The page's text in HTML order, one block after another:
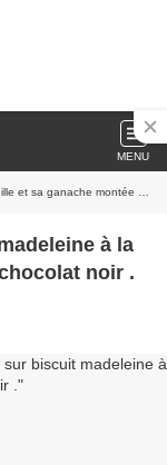
MENU
montée au chocolat noir .
à la
noir .